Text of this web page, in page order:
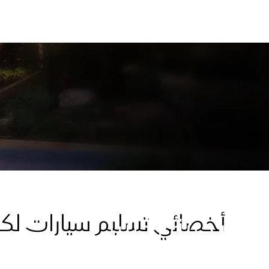
تجربة لكزس
أخصائي تسليم سيارات